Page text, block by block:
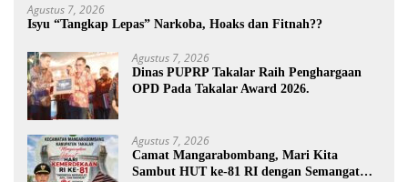
Agustus 7, 2026
Isyu “Tangkap Lepas” Narkoba, Hoaks dan Fitnah??
Agustus 7, 2026
Dinas PUPRP Takalar Raih Penghargaan
OPD Pada Takalar Award 2026.
Agustus 7, 2026
Camat Mangarabombang, Mari Kita
Sambut HUT ke-81 RI dengan Semangat